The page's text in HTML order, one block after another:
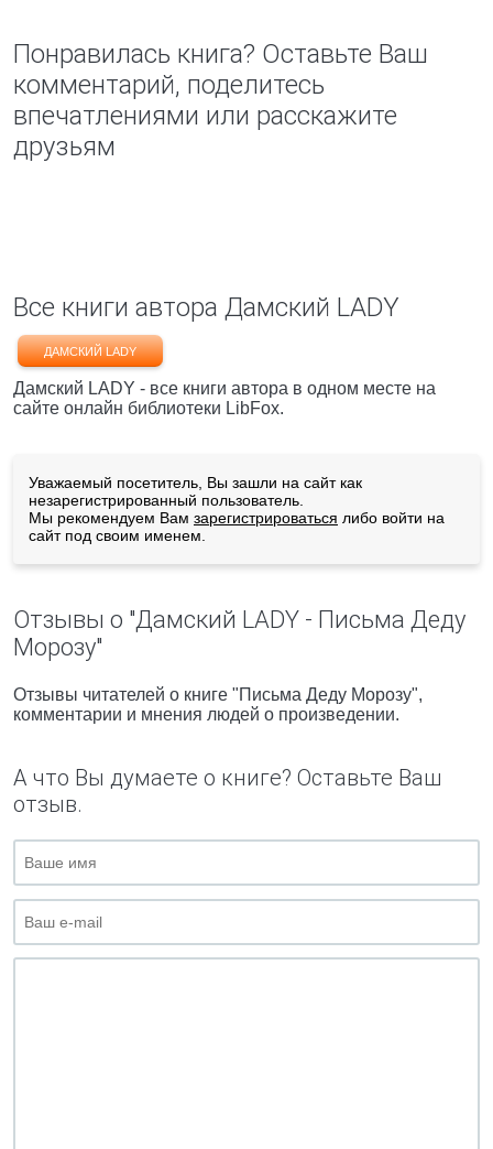
Понравилась книга? Оставьте Ваш
комментарий, поделитесь
впечатлениями или расскажите
друзьям
Все книги автора Дамский LADY
ДАМСКИЙ LADY
Дамский LADY - все книги автора в одном месте на
сайте онлайн библиотеки LibFox.
Уважаемый посетитель, Вы зашли на сайт как
незарегистрированный пользователь.
Мы рекомендуем Вам зарегистрироваться либо войти на
сайт под своим именем.
Отзывы о "Дамский LADY - Письма Деду
Морозу"
Отзывы читателей о книге "Письма Деду Морозу",
комментарии и мнения людей о произведении.
А что Вы думаете о книге? Оставьте Ваш
отзыв.